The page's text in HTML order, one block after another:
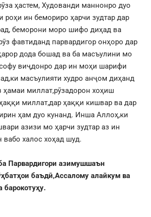
ҳастем, Худованди маннонро дуо
роҳи ин бемориро ҳарчи зудтар дар
беморони моро шифо диҳад ва
фавтиданд парвардигор онҳоро дар
дода бошад ва ба масъулини мо
виҷдонро дар ин моҳи шарифи
масъулияти худро анҷом диҳанд
ҳамаи миллат,рӯзадорон хоҳиш
миллат,дар ҳаққи кишвар ва дар
ҳам дуо кунанд. Инша Аллоҳ,ки
азизи мо ҳарчи зудтар аз ин
вабо халос хоҳад шуд.
Парвардигори азимушшаън
баъдӣ,Ассалому алайкум ва
барокотуҳу.